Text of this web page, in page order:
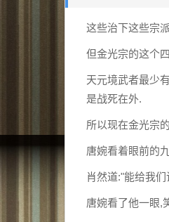
这些治下这些宗
但金光宗的这个
天元境武者最少
是战死在外.
所以现在金光宗
唐婉看着眼前的
肖然道:"能给我
唐婉看了他一眼,